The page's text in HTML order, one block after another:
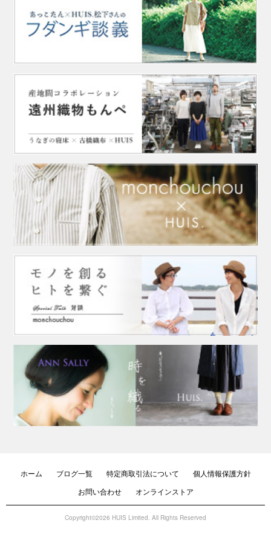
ホーム ブログ一覧 特定商取引法について
個人情報保護方針
お問い合わせ
オンラインストア
Copyright©2026 HUIS Limited. All Rights Reserved